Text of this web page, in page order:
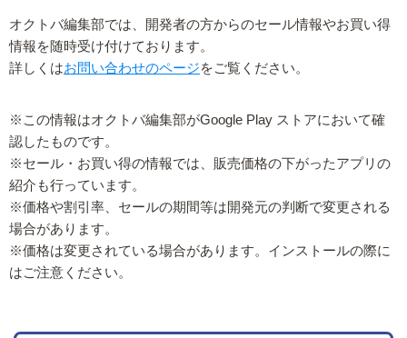
オクトバ編集部では、開発者の方からのセール情報やお買い得
情報を随時受け付けております。
詳しくはお問い合わせのページをご覧ください。
※この情報はオクトバ編集部がGoogle Play ストアにおいて確
認したものです。
※セール・お買い得の情報では、販売価格の下がったアプリの
紹介も行っています。
※価格や割引率、セールの期間等は開発元の判断で変更される
場合があります。
※価格は変更されている場合があります。インストールの際に
はご注意ください。